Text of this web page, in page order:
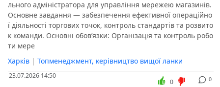
льного адміністратора для управління мережею магазинів.
Основне завдання — забезпечення ефективної операційно
ї діяльності торгових точок, контроль стандартів та розвито
к команди. Основні обов’язки: Організація та контроль робо
ти мере
Харків | Топменеджмент, керівництво вищої ланки
23.07.2026 14:50 0
0